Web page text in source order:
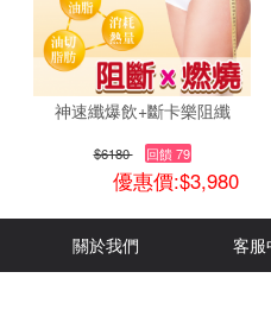
神速纖爆飲+斷卡樂阻纖
$6180 回饋 79
優惠價:$3,980
關於我們 客服